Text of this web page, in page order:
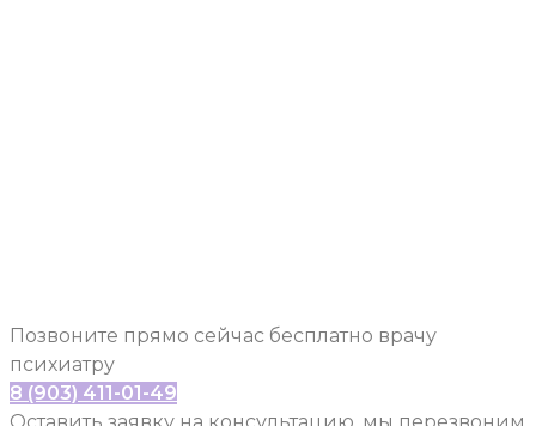
Позвоните прямо сейчас бесплатно врачу
психиатру
8 (903) 411-01-49
Оставить заявку на консультацию, мы перезвоним